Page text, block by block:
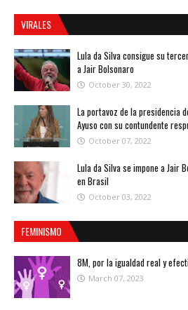
VIRALES
Lula da Silva consigue su
a Jair Bolsonaro
October 30, 2022
La portavoz de la presidencia
Ayuso con su contundente
October 07, 2022
Lula da Silva se impone a Jair
en Brasil
October 03, 2022
FEMINISMO
8M, por la igualdad real y
March 07, 2023